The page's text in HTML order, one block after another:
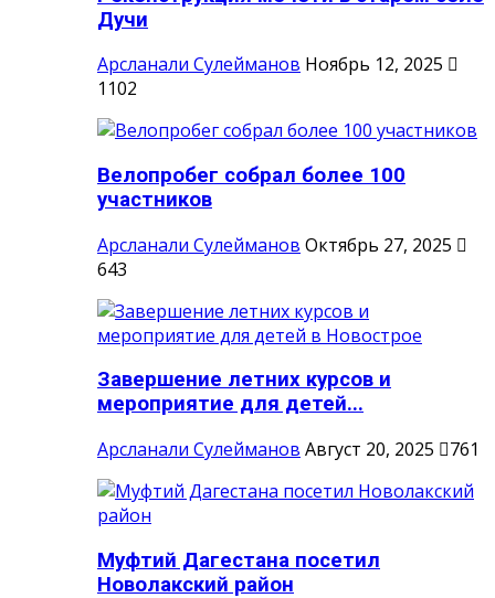
Дучи
Арсланали Сулейманов Ноябрь 12, 2025
1102
Велопробег собрал более 100
участников
Арсланали Сулейманов Октябрь 27, 2025
643
Завершение летних курсов и
мероприятие для детей...
Арсланали Сулейманов Август 20, 2025 761
Муфтий Дагестана посетил
Новолакский район